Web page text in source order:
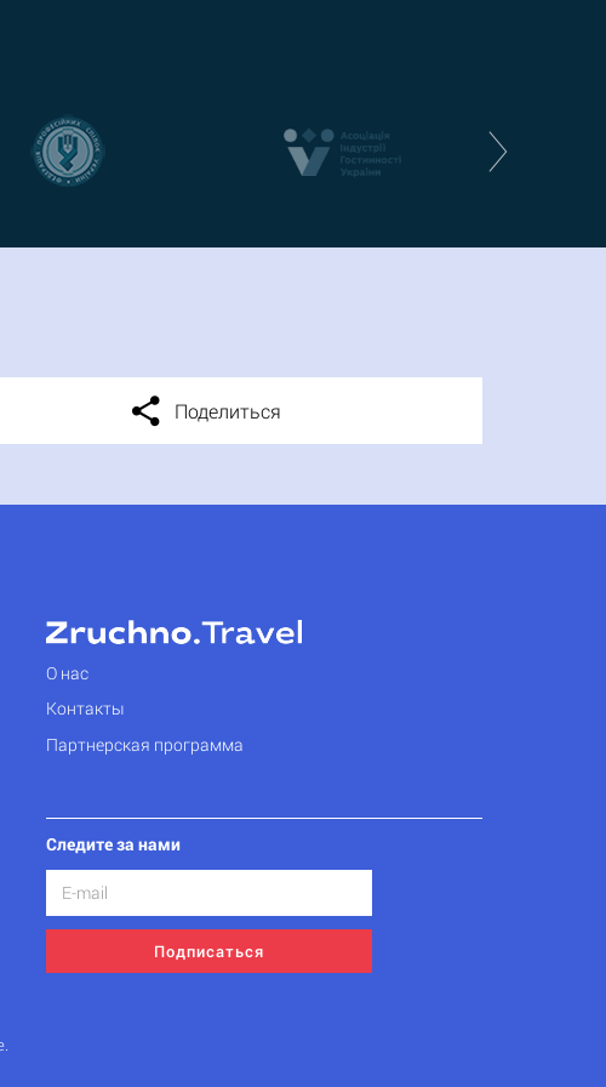
Поделиться
О нас
Контакты
Партнерская программа
Следите за нами
Подписаться